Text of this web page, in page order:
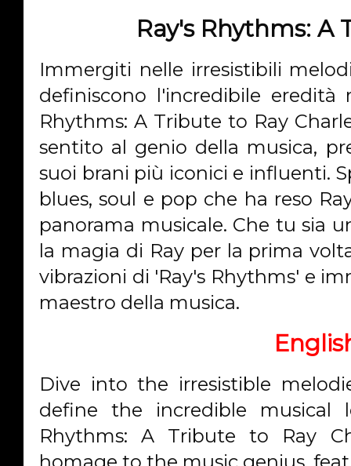
Ray's Rhythms: A
Immergiti nelle irresistibili
definiscono l'incredibile eredità
Rhythms: A Tribute to Ray
sentito al genio della musica,
suoi brani più iconici e influenti.
blues, soul e pop che ha reso
panorama musicale. Che tu sia
la magia di Ray per la prima
vibrazioni di 'Ray's Rhythms' e
maestro della musica.
Dive into the irresistible
define the incredible musical
Rhythms: A Tribute to Ray